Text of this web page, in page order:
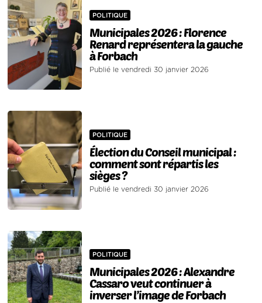
POLITIQUE
Municipales 2026 : Florence
Renard représentera la gauche
à Forbach
Publié le vendredi 30 janvier 2026
POLITIQUE
Élection du Conseil municipal :
comment sont répartis les
sièges ?
Publié le vendredi 30 janvier 2026
POLITIQUE
Municipales 2026 : Alexandre
Cassaro veut continuer à
inverser l’image de Forbach